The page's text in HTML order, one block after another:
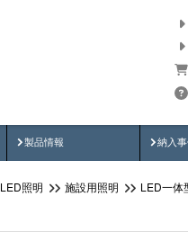
製品情報
製品動画 納入
納
LED照明 施設用照明 LED一体